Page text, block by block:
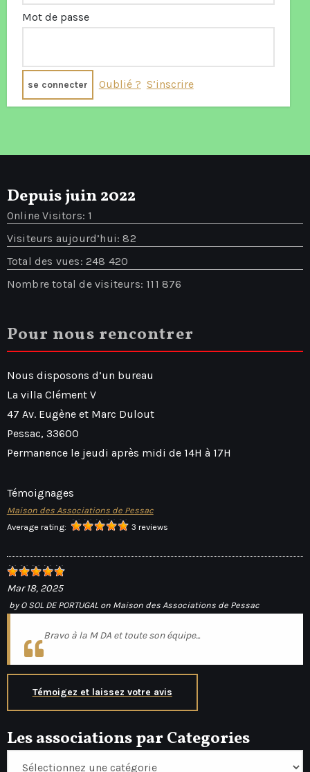
Mot de passe
Oublié ? S’inscrire
Depuis juin 2022
Online Visitors: 1
Visiteurs aujourd’hui:82
Total des vues: 248 420
Nombre total de visiteurs: 111 876
Pour nous rencontrer
Nous disposons d’un bureau
La villa Clément V
47 Av. Eugène et Marc Dulout
Pessac, 33600
Permanence le jeudi après midi de 14H à 17H
Témoignages
Maison des Associations de Pessac
Average rating:
3 reviews
Mar 18, 2025
by O SOL DE PORTUGAL on Maison des Associations de Pessac
Bravo à la M DA et toute son équipe...
Témoigez et laissez votre avis
Les associations par Categories